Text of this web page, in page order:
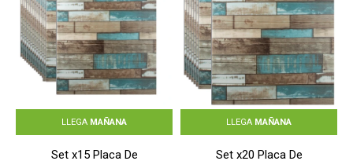
LLEGA MAÑANA
Set x15 Placa De
LLEGA MAÑANA
Set x20 Placa De